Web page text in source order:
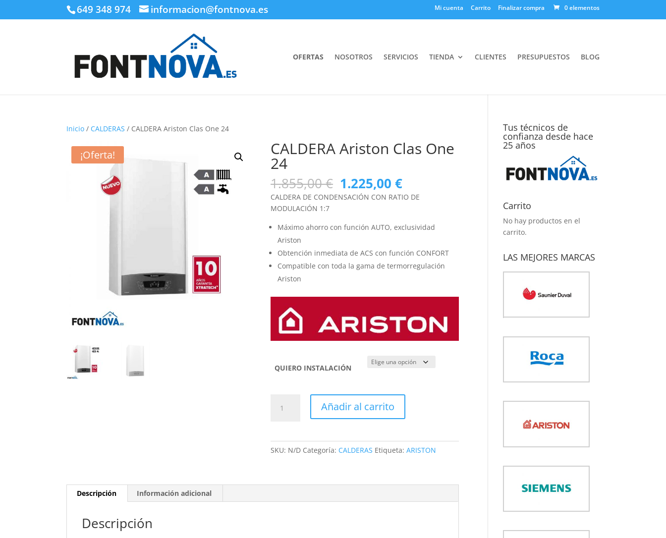
649 348 974 informacion@fontnova.es Mi cuenta Carrito Finalizar compra 0 elementos
OFERTAS NOSOTROS SERVICIOS TIENDA CLIENTES PRESUPUESTOS BLOG
Inicio / CALDERAS / CALDERA Ariston Clas One 24
¡Oferta! CALDERA Ariston Clas One
24
1.855,00€ El
precio
original
1.855,00 €.
1.225,00€El
precio
actual
1.225,00 €.
CALDERA DE CONDENSACIÓN CON RATIO DE
MODULACIÓN 1:7
Máximo ahorro con función AUTO, exclusividad
Ariston
Obtención inmediata de ACS con función CONFORT
Compatible con toda la gama de termorregulación
Ariston
QUIERO INSTALACIÓN
Ariston
Añadir al carrito
SKU: N/D Categoría: CALDERAS Etiqueta:ARISTON
Descripción Información adicional
Descripción
Tus técnicos de
confianza desde hace
25 años
Carrito
No hay productos en el
carrito.
LAS MEJORES MARCAS